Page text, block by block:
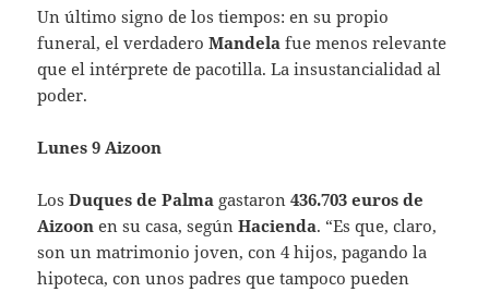
Un último signo de los tiempos: en su propio
funeral, el verdadero Mandelafue menos relevante
que el intérprete de pacotilla. La insustancialidad al
poder.
Lunes 9 Aizoon
LosDuques de Palma gastaron436.703 euros de
Aizoon en su casa, segúnHacienda. “Es que, claro,
son un matrimonio joven, con 4 hijos, pagando la
hipoteca, con unos padres que tampoco pueden